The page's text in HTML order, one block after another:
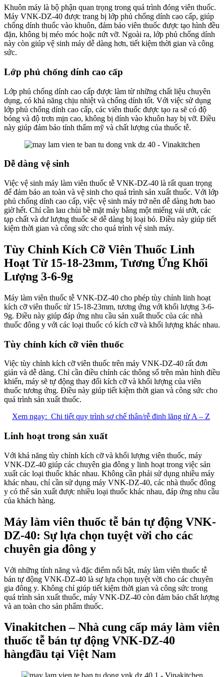
Khuôn máy là bộ phận quan trọng trong quá trình đóng viên thuốc.
Máy VNK-DZ-40 được trang bị lớp phủ chống dính cao cấp, giúp
chống dính thuốc vào khuôn, đảm bảo viên thuốc được tạo hình đều
đặn, không bị méo móc hoặc nứt vỡ. Ngoài ra, lớp phủ chống dính
này còn giúp vệ sinh máy dễ dàng hơn, tiết kiệm thời gian và công
sức.
Lớp phủ chống dính cao cấp
Lớp phủ chống dính cao cấp được làm từ những chất liệu chuyên
dụng, có khả năng chịu nhiệt và chống dính tốt. Với việc sử dụng
lớp phủ chống dính cao cấp, các viên thuốc được tạo ra sẽ có độ
bóng và độ trơn mịn cao, không bị dính vào khuôn hay bị vỡ. Điều
này giúp đảm bảo tính thẩm mỹ và chất lượng của thuốc tễ.
Dễ dàng vệ sinh
Việc vệ sinh máy làm viên thuốc tễ VNK-DZ-40 là rất quan trọng
để đảm bảo an toàn và vệ sinh cho quá trình sản xuất thuốc. Với lớp
phủ chống dính cao cấp, việc vệ sinh máy trở nên dễ dàng hơn bao
giờ hết. Chỉ cần lau chùi bề mặt máy bằng một miếng vải ướt, các
tạp chất và dư lượng thuốc sẽ dễ dàng bị loại bỏ. Điều này giúp tiết
kiệm thời gian và công sức cho quá trình vệ sinh máy.
Tùy Chỉnh Kích Cỡ Viên Thuốc Linh
Hoạt Từ 15-18-23mm, Tương Ứng Khối
Lượng 3-6-9g
Máy làm viên thuốc tễ VNK-DZ-40 cho phép tùy chỉnh linh hoạt
kích cỡ viên thuốc từ 15-18-23mm, tương ứng với khối lượng 3-6-
9g. Điều này giúp đáp ứng nhu cầu sản xuất thuốc của các nhà
thuốc đông y với các loại thuốc có kích cỡ và khối lượng khác nhau.
Tùy chỉnh kích cỡ viên thuốc
Việc tùy chỉnh kích cỡ viên thuốc trên máy VNK-DZ-40 rất đơn
giản và dễ dàng. Chỉ cần điều chỉnh các thông số trên màn hình điều
khiển, máy sẽ tự động thay đổi kích cỡ và khối lượng của viên
thuốc tương ứng. Điều này giúp tiết kiệm thời gian và công sức cho
quá trình sản xuất thuốc.
Xem ngay: Chi tiết quy trình sơ chế thân/rễ đinh lăng từ A – Z
Linh hoạt trong sản xuất
Với khả năng tùy chỉnh kích cỡ và khối lượng viên thuốc, máy
VNK-DZ-40 giúp các chuyên gia đông y linh hoạt trong việc sản
xuất các loại thuốc khác nhau. Không cần phải sử dụng nhiều máy
khác nhau, chỉ cần sử dụng máy VNK-DZ-40, các nhà thuốc đông
y có thể sản xuất được nhiều loại thuốc khác nhau, đáp ứng nhu cầu
của khách hàng.
Máy làm viên thuốc tễ bán tự động VNK-
DZ-40: Sự lựa chọn tuyệt vời cho các
chuyên gia đông y
Với những tính năng và đặc điểm nổi bật, máy làm viên thuốc tễ
bán tự động VNK-DZ-40 là sự lựa chọn tuyệt vời cho các chuyên
gia đông y. Không chỉ giúp tiết kiệm thời gian và công sức trong
quá trình sản xuất thuốc, máy VNK-DZ-40 còn đảm bảo chất lượng
và an toàn cho sản phẩm thuốc.
Vinakitchen – Nhà cung cấp máy làm viên
thuốc tễ bán tự động VNK-DZ-40
hàngđầu tại Việt Nam